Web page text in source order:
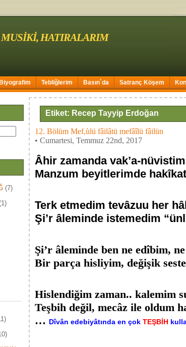
MUSİKİ, HATIRALARIM
Biyografim Tebliğlerim Basın`da Satranç Köşem
(7)
Etiket: Recep Tayyip Erdoğan
12. Bölüm Mef,ùlü fâilâtü mefâîlü fâilün
• Cumartesi, Temmuz 22nd, 2017
Âhir zamanda vak’a-
Manzum beyitlerimde hakîkat
Terk etmedim tevâzuu her
Şi’r âleminde istemedim
Şi’r âleminde ben ne edîbim,
Bir parça hisliyim, değişik
Hislendiğim zaman.. kalemim
Teşbih değil, mecâz ile oldum
… Dîvân edebiyâtında en çokTEŞBİH